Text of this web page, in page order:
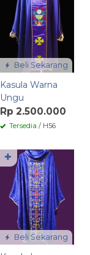
Beli Sekarang
Kasula Warna
Ungu
Rp 2.500.000
Tersedia / H56
Beli Sekarang
✚